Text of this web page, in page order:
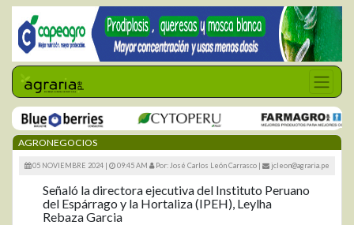
AGRONEGOCIOS
05 NOVIEMBRE 2024 | 09:45 AM Por: José Carlos León Carrasco | jcleon@agraria.pe
Señaló la directora ejecutiva del Instituto Peruano
del Espárrago y la Hortaliza (IPEH), Leylha
Rebaza Garcia